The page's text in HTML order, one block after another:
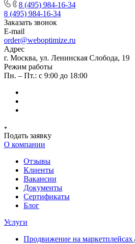
8 (495) 984-16-34
8 (495) 984-16-34
Заказать звонок
E-mail
order@weboptimize.ru
Адрес
г. Москва, ул. Ленинская Слобода, 19
Режим работы
Пн. – Пт.: с 9:00 до 18:00
Подать заявку
О компании
Отзывы
Клиенты
Вакансии
Документы
Сертификаты
Блог
Услуги
Продвижение на маркетплейсах